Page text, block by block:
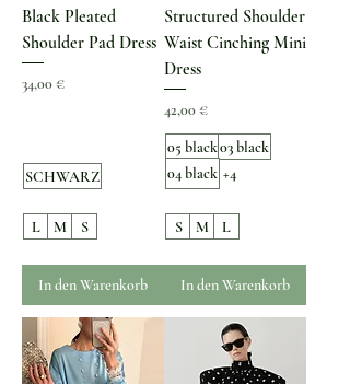
Black Pleated
Shoulder Pad Dress
Preis
34,00 €
SCHWARZ
L M S
In den Warenkorb
Structured Shoulder
Waist Cinching Mini
Dress
Preis
42,00 €
05 black03 black
04 black +4
S M L
In den Warenkorb